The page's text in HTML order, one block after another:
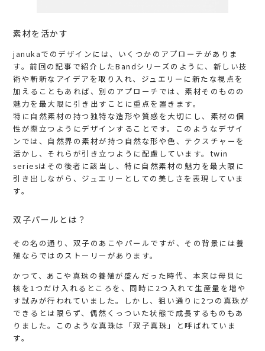
素材を活かす
janukaでのデザインには、いくつかのアプローチがありま
す。前回の記事で紹介したBandシリーズのように、新しい技
術や斬新なアイデアを取り入れ、ジュエリーに新たな視点を
加えることもあれば、別のアプローチでは、素材そのものの
魅力を最大限に引き出すことに重点を置きます。
特に自然素材の持つ独特な造形や質感を大切にし、素材の個
性が際立つようにデザインすることです。このようなデザイ
ンでは、自然界の素材が持つ自然な形や色、テクスチャーを
活かし、それらが引き立つように配慮しています。twin
seriesはその後者に該当し、特に自然素材の魅力を最大限に
引き出しながら、ジュエリーとしての美しさを表現していま
す。
双子パールとは？
その名の通り、双子のあこやパールですが、その背景には養
殖ならではのストーリーがあります。
かつて、あこや真珠の養殖が盛んだった時代、本来は母貝に
核を1つだけ入れるところを、同時に2つ入れて生産量を増や
す試みが行われていました。しかし、狙い通りに2つの真珠が
できるとは限らず、偶然くっついた状態で成長するものもあ
りました。このような真珠は「双子真珠」と呼ばれていま
す。